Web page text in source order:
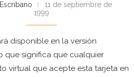
11 de septiembre de
1999
disponible en la versión
que significa que cualquier
virtual que acepte esta tarjeta en